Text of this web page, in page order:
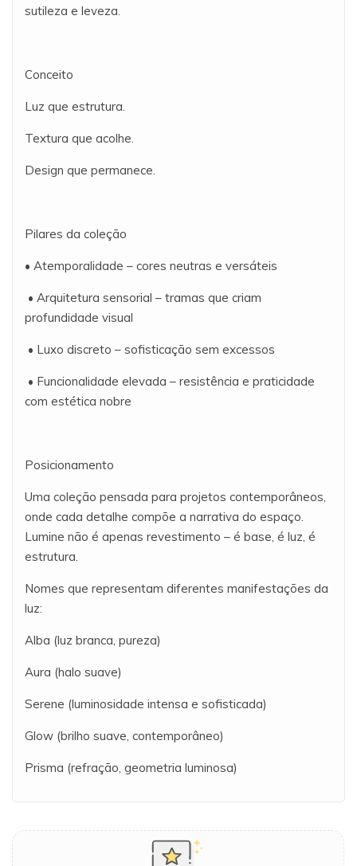
sutileza e leveza.
Conceito
Luz que estrutura.
Textura que acolhe.
Design que permanece.
Pilares da coleção
• Atemporalidade – cores neutras e versáteis
• Arquitetura sensorial – tramas que criam
profundidade visual
• Luxo discreto – sofisticação sem excessos
• Funcionalidade elevada – resistência e praticidade
com estética nobre
Posicionamento
Uma coleção pensada para projetos contemporâneos,
onde cada detalhe compõe a narrativa do espaço.
Lumine não é apenas revestimento – é base, é luz, é
estrutura.
Nomes que representam diferentes manifestações da
luz:
Alba (luz branca, pureza)
Aura (halo suave)
Serene (luminosidade intensa e sofisticada)
Glow (brilho suave, contemporâneo)
Prisma (refração, geometria luminosa)